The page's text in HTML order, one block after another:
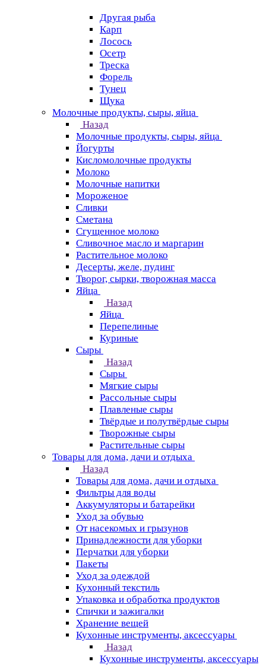
Другая рыба
Карп
Лосось
Осетр
Треска
Форель
Тунец
Щука
Молочные продукты, сыры, яйца
Назад
Молочные продукты, сыры, яйца
Йогурты
Кисломолочные продукты
Молоко
Молочные напитки
Мороженое
Сливки
Сметана
Сгущенное молоко
Сливочное масло и маргарин
Растительное молоко
Десерты, желе, пудинг
Творог, сырки, творожная масса
Яйца
Назад
Яйца
Перепелиные
Куриные
Сыры
Назад
Сыры
Мягкие сыры
Рассольные сыры
Плавленые сыры
Твёрдые и полутвёрдые сыры
Творожные сыры
Растительные сыры
Товары для дома, дачи и отдыха
Назад
Товары для дома, дачи и отдыха
Фильтры для воды
Аккумуляторы и батарейки
Уход за обувью
От насекомых и грызунов
Принадлежности для уборки
Перчатки для уборки
Пакеты
Уход за одеждой
Кухонный текстиль
Упаковка и обработка продуктов
Спички и зажигалки
Хранение вещей
Кухонные инструменты, аксессуары
Назад
Кухонные инструменты, аксессуары